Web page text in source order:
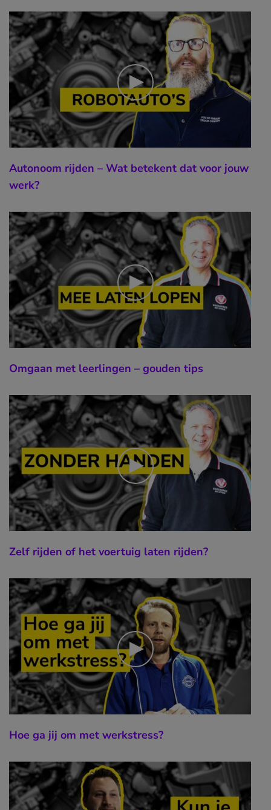
Autonoom rijden – Wat betekent dat voor jouw
werk?
Omgaan met leerlingen – gouden tips
Zelf rijden of het voertuig laten rijden?
Hoe ga jij om met werkstress?